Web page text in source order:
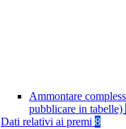
Ammontare
pubblicare in tabelle)
Dati relativi ai premi 8